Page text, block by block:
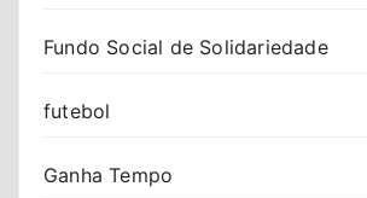
Fundo Social de Solidariedade
futebol
Ganha Tempo